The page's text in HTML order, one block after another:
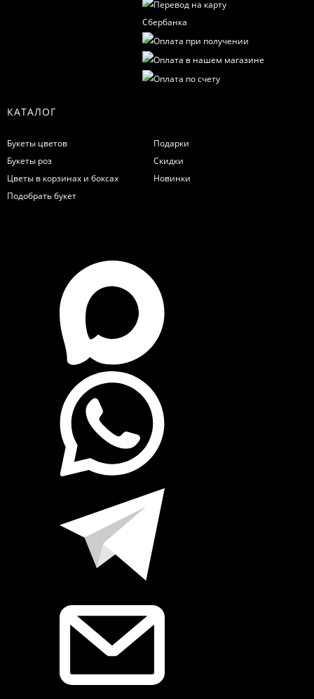
КАТАЛОГ
Букеты цветов
Букеты роз
Цветы в корзинах и боксах
Подобрать букет
Подарки
Скидки
Новинки